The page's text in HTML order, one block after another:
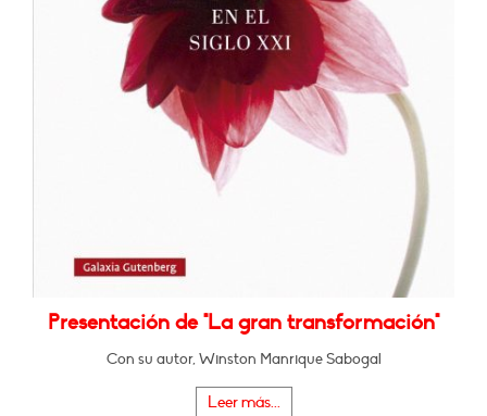
Presentación de "La gran transformación"
Con su autor, Winston Manrique Sabogal
Leer más...